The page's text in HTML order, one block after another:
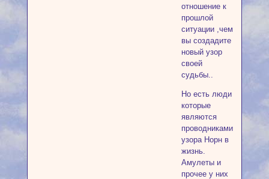
отношение к
прошлой
ситуации ,чем
вы создадите
новый узор
своей
судьбы..
Но есть люди
которые
являются
проводниками
узора Норн в
жизнь.
Амулеты и
прочее у них